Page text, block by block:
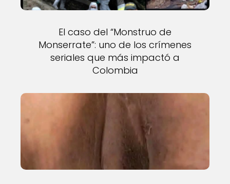
El caso del “Monstruo de
Monserrate”: uno de los crímenes
seriales que más impactó a
Colombia